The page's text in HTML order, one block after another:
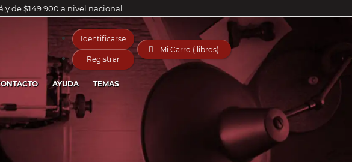
y de $149.900 a nivel nacional
Identificarse
Registrar
 Mi Carro ( libros)
AYUDA TEMAS